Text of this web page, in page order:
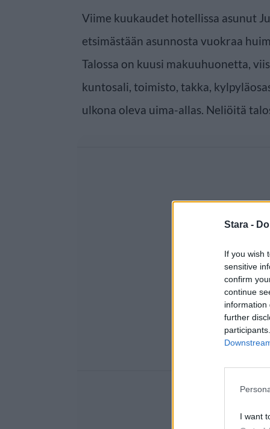
Stara -
If you wish
sensitive
confirm
continue
information
further
I want
Viime kuukaudet hotellissa asunut
etsimästään asunnosta vuokraa
Talossa on kuusi makuuhuonetta,
kuntosali, toimisto, takka,
ulkona oleva uima-allas. Neliöitä